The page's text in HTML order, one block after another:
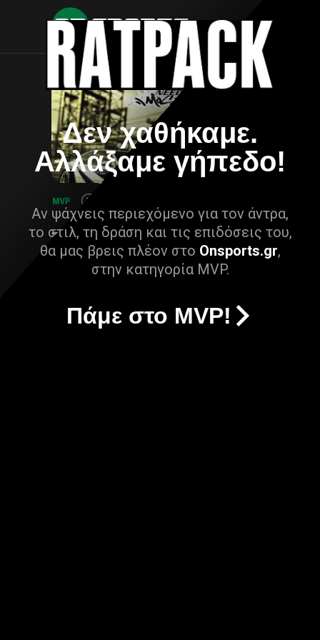
Δεν χαθήκαμε.
Αλλάξαμε γήπεδο!
Αν ψάχνεις περιεχόμενο για τον άντρα,
το στιλ, τη δράση και τις επιδόσεις του,
θα μας βρεις πλέον στο Onsports.gr,
στην κατηγορία MVP.
Πάμε στο MVP!